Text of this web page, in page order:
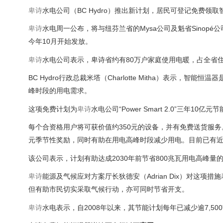
卑诗水电公司（BC Hydro）推出新计划，居民可登记免费领
卑诗水电周一公布，将与纽芬兰省的Mysa公司及魁省Sinopé
今年10月开始发放。
卑诗水电公司表示，卑诗省约有80万户家庭使用电暖，占全省
BC Hydro行政总裁米塔（Charlotte Mitha）表示，智能恒温
峰时段的用电需求。
这项免费计划为卑诗水电公司“Power Smart 2.0”三年10亿元
每个合资格用户将可获价值约350元的设备，并有免费送货服
元季节性奖励，同时有助在用电高峰时段减少用电。目前已有
该公司表示，计划有助达成2030年前节省800兆瓦用电高峰量
卑诗能源及气候应对方案厅长狄德安（Adrian Dix）对这项措
但有助市民切实采取气候行动，亦可同时节省开支。
卑诗水电表示，自2008年以来，其节能计划每年已减少逾